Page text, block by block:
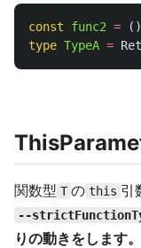
const func2 =
type TypeA =
関数型 T の this 引
--
りの動きをします